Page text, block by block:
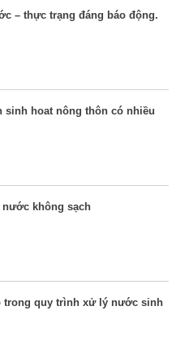
– thực trạng đáng báo động.
sinh hoat nông thôn có nhiều
nước không sạch
trong quy trình xử lý nước sinh